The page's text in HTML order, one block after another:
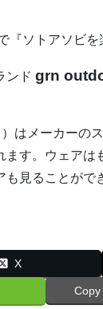
『ソトアソビを
ンド grn
はメーカーの
ます。ウェアは
も見ることがで
X
Copy